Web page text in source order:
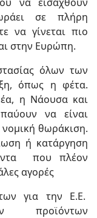
σε πλήρη
να γίνεται πιο
στην Ευρώπη.
όλων των
όπως η φέτα.
η Νάουσα και
να είναι
νομική θωράκιση.
ή κατάργηση
που πλέον
αγορές
για την Ε.Ε.
προϊόντων